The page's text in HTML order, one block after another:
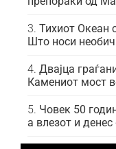
Тихиот Океан
Што носи
Двајца
Камениот мост
Човек 50
а влезот и денес